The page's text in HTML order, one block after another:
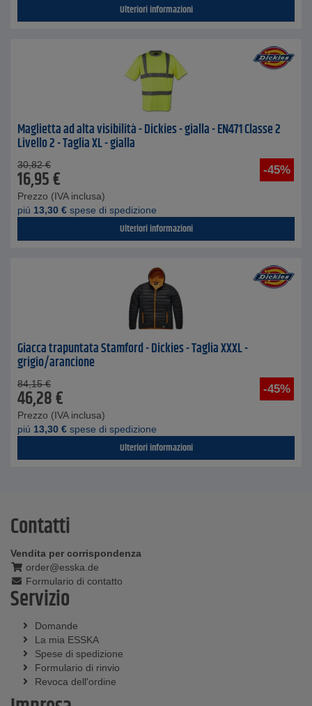
Ulteriori informazioni
Maglietta ad alta visibilità - Dickies - gialla - EN471 Classe 2
Livello 2 - Taglia XL - gialla
-45%
30,82 €
16,95€
Prezzo (IVA inclusa)
piú 13,30 € spese di spedizione
Ulteriori informazioni
Giacca trapuntata Stamford - Dickies - Taglia XXXL -
grigio/arancione
-45%
84,15 €
46,28€
Prezzo (IVA inclusa)
piú 13,30 € spese di spedizione
Ulteriori informazioni
Contatti
Vendita per corrispondenza
order@esska.de
Formulario di contatto
Servizio
Domande
La mia ESSKA
Spese di spedizione
Formulario di rinvio
Revoca dell'ordine